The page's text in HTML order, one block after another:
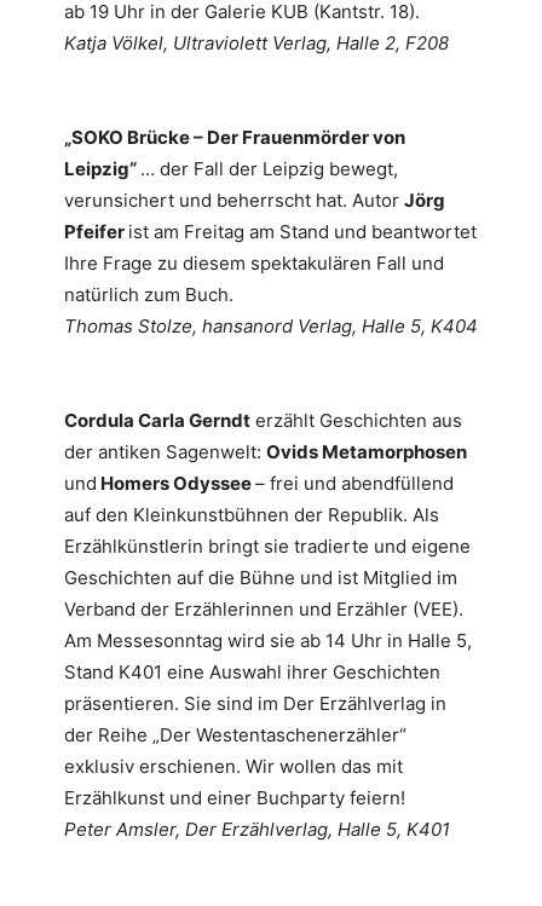
ab 19 Uhr in der Galerie KUB (Kantstr. 18).
Katja Völkel, Ultraviolett Verlag, Halle 2, F208
„SOKO Brücke – Der Frauenmörder von
Leipzig“ … der Fall der Leipzig bewegt,
verunsichert und beherrscht hat. Autor Jörg
Pfeifer ist am Freitag am Stand und beantwortet
Ihre Frage zu diesem spektakulären Fall und
natürlich zum Buch.
Thomas Stolze, hansanord Verlag, Halle 5, K404
Cordula Carla Gerndterzählt Geschichten aus
der antiken Sagenwelt: Ovids Metamorphosen
und Homers Odyssee– frei und abendfüllend
auf den Kleinkunstbühnen der Republik. Als
Erzählkünstlerin bringt sie tradierte und eigene
Geschichten auf die Bühne und ist Mitglied im
Verband der Erzählerinnen und Erzähler (VEE).
Am Messesonntag wird sie ab 14 Uhr in Halle 5,
Stand K401 eine Auswahl ihrer Geschichten
präsentieren. Sie sind im Der Erzählverlag in
der Reihe „Der Westentaschenerzähler“
exklusiv erschienen. Wir wollen das mit
Erzählkunst und einer Buchparty feiern!
Peter Amsler, Der Erzählverlag, Halle 5, K401